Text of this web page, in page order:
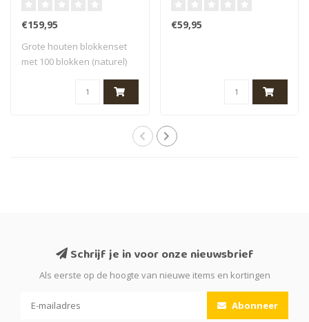
€159,95
Grote houten blokkenset
met 100 blokken (naturel)
€59,95
Schrijf je in voor onze nieuwsbrief
Als eerste op de hoogte van nieuwe items en kortingen
Abonneer